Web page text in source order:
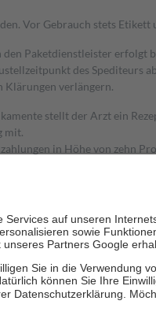
Vor Gebrauch stets
Paketdienstleister erfolgt
des Spediteurs
verlängern.
stellt der Arzt ein
mit.
in Höhe von zehn
für Online-Apotheken.
für ihre eigene
vollendeten 18. Lebensjahr
Früherkennung, die von der